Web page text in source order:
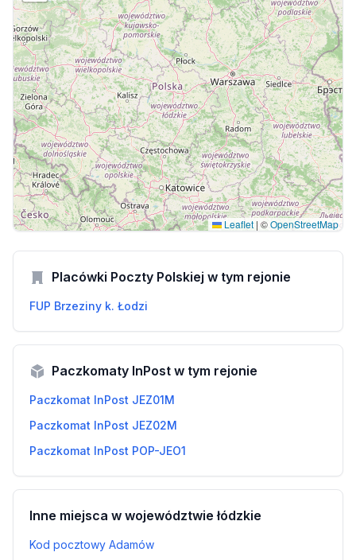
Leaflet | ©OpenStreetMap
Placówki Poczty Polskiej w tym rejonie
FUP Brzeziny k. Łodzi
Paczkomaty InPost w tym rejonie
Paczkomat InPost JEZ01M
Paczkomat InPost JEZ02M
Paczkomat InPost POP-JEO1
Inne miejsca w województwie łódzkie
Kod pocztowy Adamów